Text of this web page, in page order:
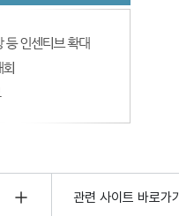
관련 사이트 바로가기